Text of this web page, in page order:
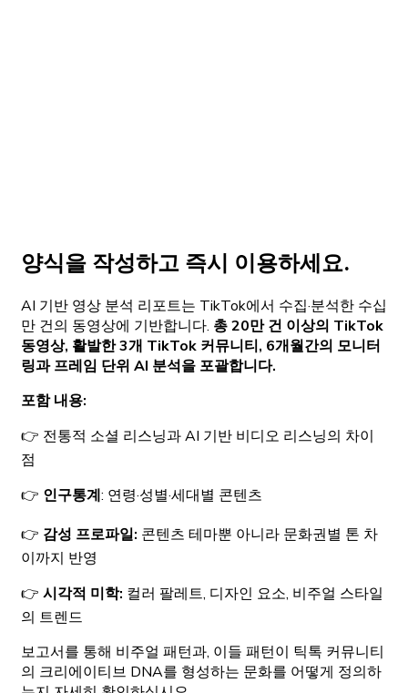
양식을 작성하고 즉시 이용하세요.
AI 기반 영상 분석 리포트는 TikTok에서 수집·분석한 수십
만 건의 동영상에 기반합니다. 총 20만 건 이상의 TikTok
동영상, 활발한 3개 TikTok 커뮤니티, 6개월간의 모니터
링과 프레임 단위 AI 분석을 포괄합니다.
포함 내용:
👉 전통적 소셜 리스닝과 AI 기반 비디오 리스닝의 차이
점
👉 인구통계: 연령·성별·세대별 콘텐츠
👉 감성 프로파일: 콘텐츠 테마뿐 아니라 문화권별 톤 차
이까지 반영
👉 시각적 미학: 컬러 팔레트, 디자인 요소, 비주얼 스타일
의 트렌드
보고서를 통해 비주얼 패턴과, 이들 패턴이 틱톡 커뮤니티
의 크리에이티브 DNA를 형성하는 문화를 어떻게 정의하